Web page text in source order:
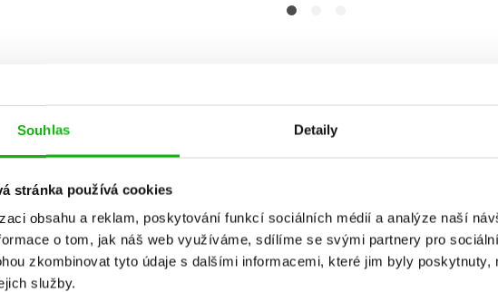
Souhlas Detaily
stránka používá cookies
obsahu a reklam, poskytování funkcí sociálních médií a analýze naší
o tom, jak náš web využíváme, sdílíme se svými partnery pro
zkombinovat tyto údaje s dalšími informacemi, které jim byly poskytnuty,
služby.
Vaše hodnocení
Uživatelskou recenzi mohou vkládat pouze registrovaní